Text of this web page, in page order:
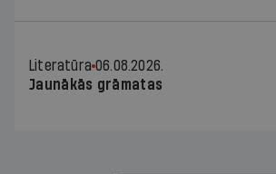
Literatūra 06.08.2026.
Jaunākās grāmatas